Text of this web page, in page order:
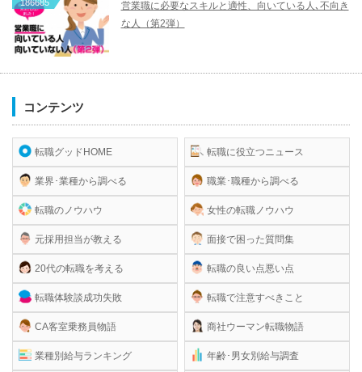
186685
営業職に必要なスキルと適性、向いている人､不向き
な人（第2弾）
コンテンツ
転職グッドHOME
業界･業種から調べる
転職のノウハウ
元採用担当が教える
20代の転職を考える
転職体験談成功失敗
CA客室乗務員物語
業種別給与ランキング
転職に役立つニュース
職業･職種から調べる
女性の転職ノウハウ
面接で困った質問集
転職の良い点悪い点
転職で注意すべきこと
商社ウーマン転職物語
年齢･男女別給与調査